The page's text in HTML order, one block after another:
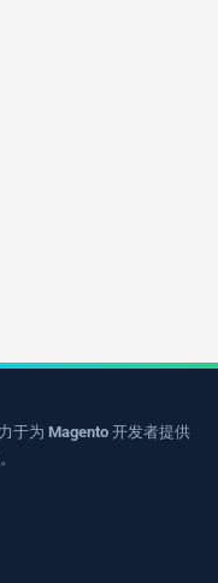
于为 Magento 开发者提供